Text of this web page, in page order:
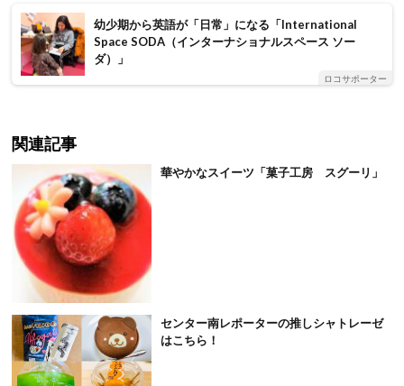
幼少期から英語が「日常」になる「International
Space SODA（インターナショナルスペース ソー
ダ）」
ロコサポーター
関連記事
華やかなスイーツ「菓子工房 スグーリ」
センター南レポーターの推しシャトレーゼ
はこちら！